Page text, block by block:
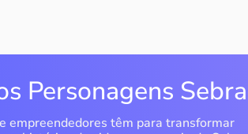
Personagens
empreendedores têm para transformar